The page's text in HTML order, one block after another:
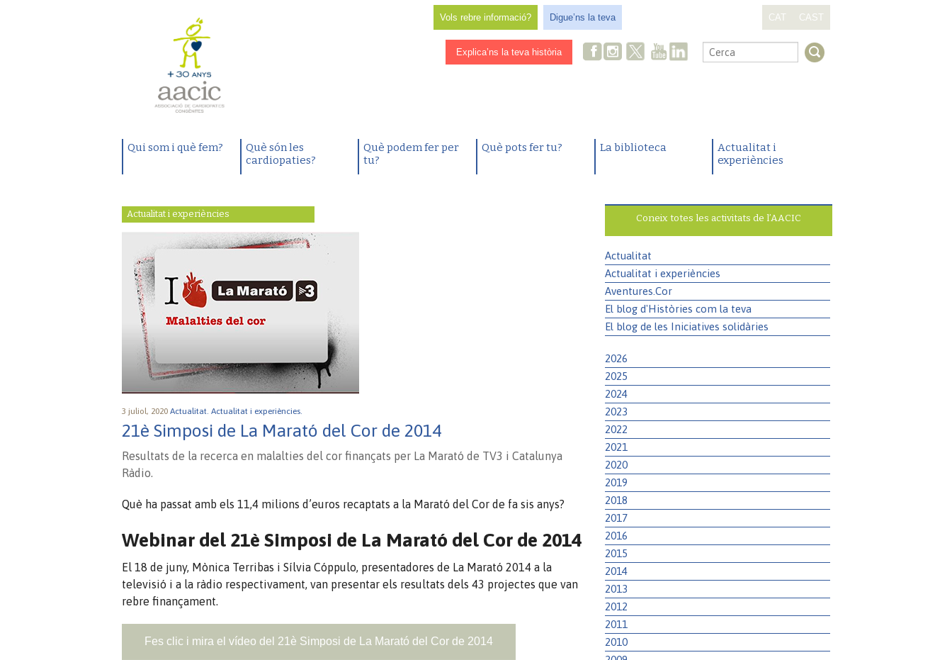
Vols rebre informació? Digue’ns la teva CAT CAST
Explica’ns la teva història .
Qui som i què fem?
Què són les
cardiopaties?
Què podem fer per
tu?
Què pots fer tu? La biblioteca
Actualitat i
experiències
Actualitat i experiències
3 juliol, 2020 Actualitat. Actualitat i experiències.
21è Simposi de La Marató del Cor de 2014
Resultats de la recerca en malalties del cor finançats per La Marató de TV3 i Catalunya
Ràdio.
Què ha passat amb els 11,4 milions d’euros recaptats a la Marató del Cor de fa sis anys?
Webinar del 21è Simposi de La Marató del Cor de 2014
El 18 de juny, Mònica Terribas i Sílvia Cóppulo, presentadores de La Marató 2014 a la
televisió i a la ràdio respectivament, van presentar els resultats dels 43 projectes que van
rebre finançament.
Fes clic i mira el vídeo del 21è Simposi de La Marató del Cor de 2014
Coneix totes les activitats de l’AACIC
Actualitat
Actualitat i experiències
Aventures.Cor
El blog d'Històries com la teva
El blog de les Iniciatives solidàries
2026
2025
2024
2023
2022
2021
2020
2019
2018
2017
2016
2015
2014
2013
2012
2011
2010